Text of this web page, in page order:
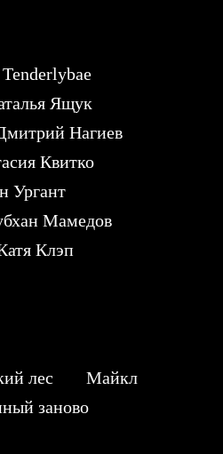
Tenderlybae
Ящук
Нагиев
Квитко
Ургант
Мамедов
Клэп
лес
Майкл
заново